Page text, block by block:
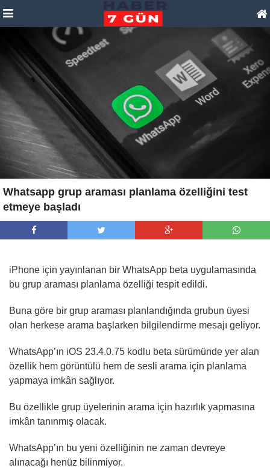
Whatsapp grup araması planlama özelliğini test
etmeye başladı
iPhone için yayınlanan bir WhatsApp beta uygulamasında
bu grup araması planlama özelliği tespit edildi.
Buna göre bir grup araması planlandığında grubun üyesi
olan herkese arama başlarken bilgilendirme mesajı geliyor.
WhatsApp’ın iOS 23.4.0.75 kodlu beta sürümünde yer alan
özellik hem görüntülü hem de sesli arama için planlama
yapmaya imkân sağlıyor.
Bu özellikle grup üyelerinin arama için hazırlık yapmasına
imkân tanınmış olacak.
WhatsApp’ın bu yeni özelliğinin ne zaman devreye
alınacağı henüz bilinmiyor.